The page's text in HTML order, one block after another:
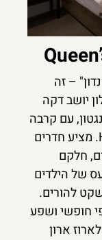
– זה
יושב דקה
עם קרבה
לסנטרל פארק הענקי של Hyde Park. מציע חדרים
חלקם
של הילדים
להורים.
חופשי ושפע
ארון